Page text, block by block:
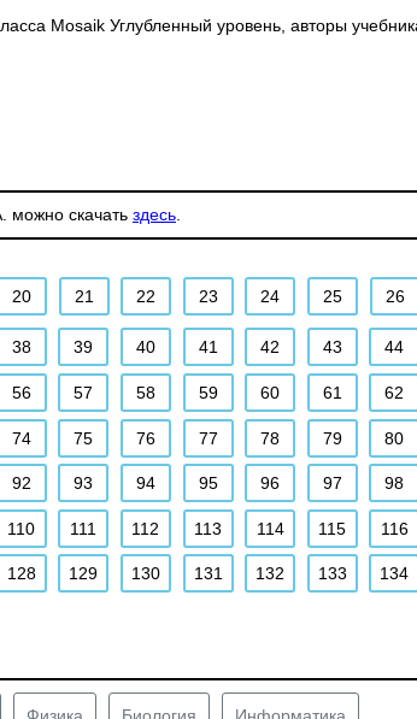
Mosaik Углубленный уровень, авторы
можно скачать здесь
20 21 22 23 24 25 26
38 39 40 41 42 43 44
56 57 58 59 60 61 62
74 75 76 77 78 79 80
92 93 94 95 96 97 98
110 111 112 113 114 115 116
128 129 130 131 132 133 134